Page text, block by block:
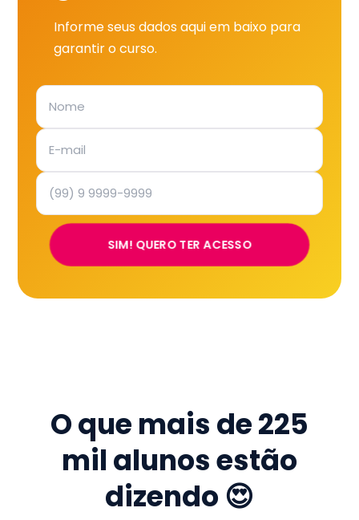
Informe seus dados aqui em baixo para
garantir o curso.
SIM! QUERO TER ACESSO
O que mais de225
mil alunos estão
dizendo 😍